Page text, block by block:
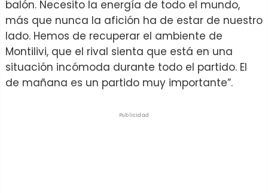
balón. Necesito la energía de todo el mundo,
más que nunca la afición ha de estar de nuestro
lado. Hemos de recuperar el ambiente de
Montilivi, que el rival sienta que está en una
situación incómoda durante todo el partido. El
de mañana es un partido muy importante”.
Publicidad